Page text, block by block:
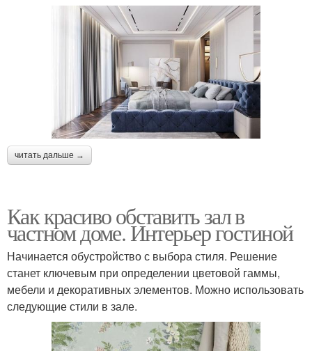
читать дальше →
Как красиво обставить зал в
частном доме. Интерьер гостиной
Начинается обустройство с выбора стиля. Решение
станет ключевым при определении цветовой гаммы,
мебели и декоративных элементов. Можно использовать
следующие стили в зале.